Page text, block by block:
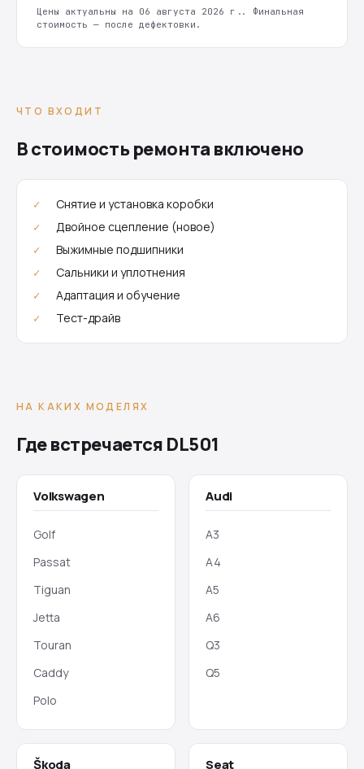
Цены актуальны на 06 августа 2026 г.. Финальная
стоимость — после дефектовки.
ЧТО ВХОДИТ
В стоимость ремонта включено
Снятие и установка коробки
Двойное сцепление (новое)
Выжимные подшипники
Сальники и уплотнения
Адаптация и обучение
Тест-драйв
НА КАКИХ МОДЕЛЯХ
Где встречается DL501
Volkswagen
Golf
Passat
Tiguan
Jetta
Touran
Caddy
Polo
Audi
A3
A4
A5
A6
Q3
Q5
Škoda Seat